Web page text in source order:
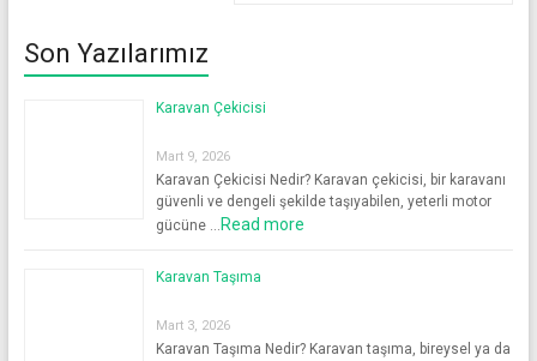
Son Yazılarımız
Karavan Çekicisi
Mart 9, 2026
Karavan Çekicisi Nedir? Karavan çekicisi, bir karavanı
güvenli ve dengeli şekilde taşıyabilen, yeterli motor
gücüne … Read more
Karavan Taşıma
Mart 3, 2026
Karavan Taşıma Nedir? Karavan taşıma, bireysel ya da